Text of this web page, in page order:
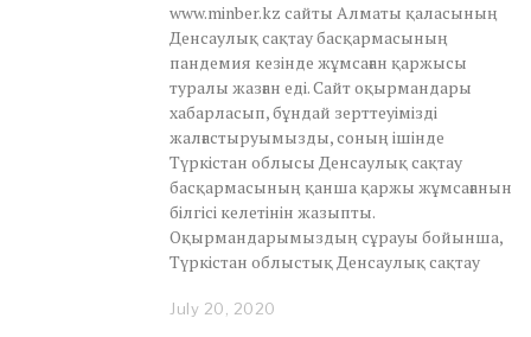
www.minber.kz сайты Алматы қаласының
Денсаулық сақтау басқармасының
пандемия кезінде жұмсаған қаржысы
туралы жазған еді. Сайт оқырмандары
хабарласып, бұндай зерттеуімізді
жалғастыруымызды, соның ішінде
Түркістан облысы Денсаулық сақтау
басқармасының қанша қаржы жұмсағанын
білгісі келетінін жазыпты.
Оқырмандарымыздың сұрауы бойынша,
Түркістан облыстық Денсаулық сақтау
July 20, 2020